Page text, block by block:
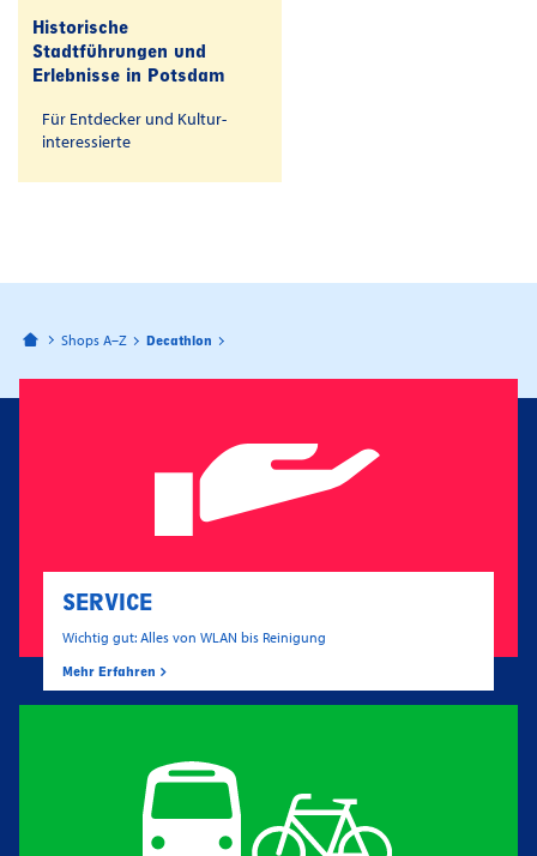
Historische
Stadtführungen und
Erlebnisse in Potsdam
Für Entdecker und Kultur-
interessierte
Bahnhofspassagen Potsdam
Shops A–Z Decathlon
SERVICE
Wichtig gut: Alles von WLAN bis Reinigung
Mehr Erfahren